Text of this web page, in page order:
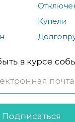
Купели
в курсе
Подписаться